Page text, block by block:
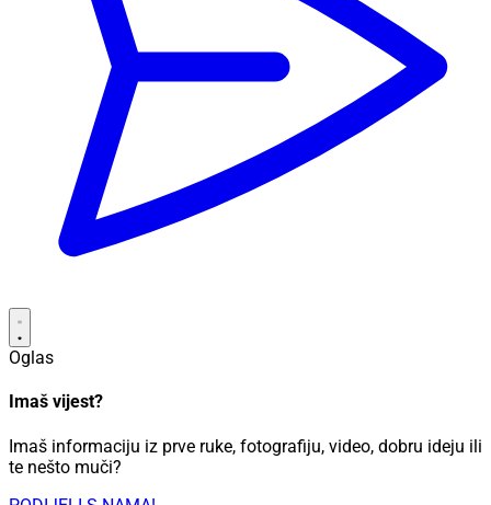
Oglas
Imaš vijest?
Imaš informaciju iz prve ruke, fotografiju, video, dobru ideju ili
te nešto muči?